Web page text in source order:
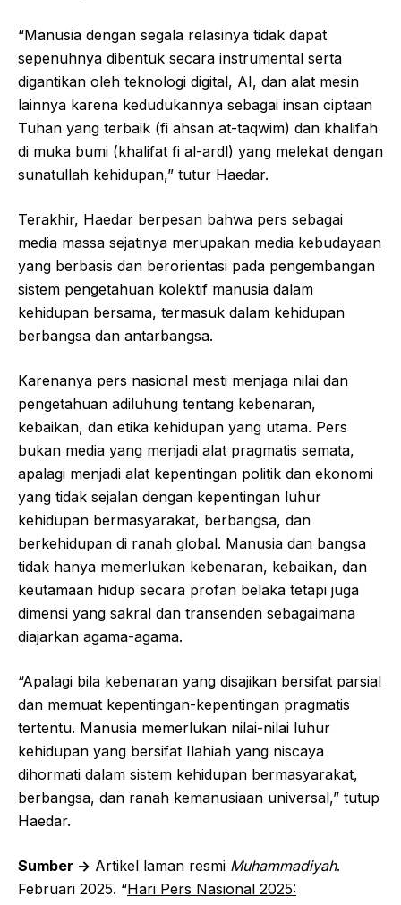
“Manusia dengan segala relasinya tidak dapat
sepenuhnya dibentuk secara instrumental serta
digantikan oleh teknologi digital, AI, dan alat mesin
lainnya karena kedudukannya sebagai insan ciptaan
Tuhan yang terbaik (fi ahsan at-taqwim) dan khalifah
di muka bumi (khalifat fi al-ardl) yang melekat dengan
sunatullah kehidupan,” tutur Haedar.
Terakhir, Haedar berpesan bahwa pers sebagai
media massa sejatinya merupakan media kebudayaan
yang berbasis dan berorientasi pada pengembangan
sistem pengetahuan kolektif manusia dalam
kehidupan bersama, termasuk dalam kehidupan
berbangsa dan antarbangsa.
Karenanya pers nasional mesti menjaga nilai dan
pengetahuan adiluhung tentang kebenaran,
kebaikan, dan etika kehidupan yang utama. Pers
bukan media yang menjadi alat pragmatis semata,
apalagi menjadi alat kepentingan politik dan ekonomi
yang tidak sejalan dengan kepentingan luhur
kehidupan bermasyarakat, berbangsa, dan
berkehidupan di ranah global. Manusia dan bangsa
tidak hanya memerlukan kebenaran, kebaikan, dan
keutamaan hidup secara profan belaka tetapi juga
dimensi yang sakral dan transenden sebagaimana
diajarkan agama-agama.
“Apalagi bila kebenaran yang disajikan bersifat parsial
dan memuat kepentingan-kepentingan pragmatis
tertentu. Manusia memerlukan nilai-nilai luhur
kehidupan yang bersifat Ilahiah yang niscaya
dihormati dalam sistem kehidupan bermasyarakat,
berbangsa, dan ranah kemanusiaan universal,” tutup
Haedar.
Sumber -> Artikel laman resmi Muhammadiyah.
Februari 2025. “Hari Pers Nasional 2025: